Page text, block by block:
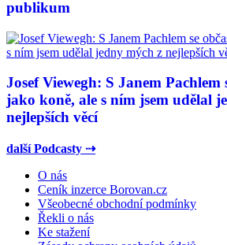
publikum
Josef Viewegh: S Janem Pachlem
jako koně, ale s ním jsem udělal
nejlepších věcí
další Podcasty ⇢
O nás
Ceník inzerce Borovan.cz
Všeobecné obchodní podmínky
Řekli o nás
Ke stažení